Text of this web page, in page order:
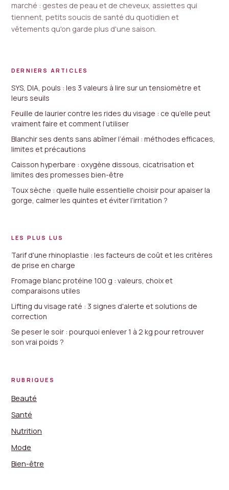
marché : gestes de peau et de cheveux, assiettes qui
tiennent, petits soucis de santé du quotidien et
vêtements qu'on garde plus d'une saison.
DERNIERS ARTICLES
SYS, DIA, pouls : les 3 valeurs à lire sur un tensiomètre et
leurs seuils
Feuille de laurier contre les rides du visage : ce qu’elle peut
vraiment faire et comment l’utiliser
Blanchir ses dents sans abîmer l’émail : méthodes efficaces,
limites et précautions
Caisson hyperbare : oxygène dissous, cicatrisation et
limites des promesses bien-être
Toux sèche : quelle huile essentielle choisir pour apaiser la
gorge, calmer les quintes et éviter l’irritation ?
LES PLUS LUS
Tarif d'une rhinoplastie : les facteurs de coût et les critères
de prise en charge
Fromage blanc protéine 100 g : valeurs, choix et
comparaisons utiles
Lifting du visage raté : 3 signes d'alerte et solutions de
correction
Se peser le soir : pourquoi enlever 1 à 2 kg pour retrouver
son vrai poids ?
RUBRIQUES
Beauté
Santé
Nutrition
Mode
Bien-être